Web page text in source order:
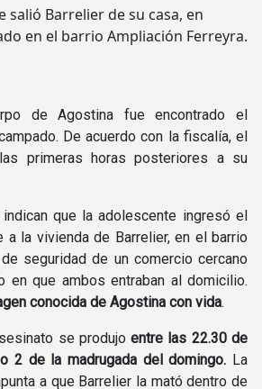
salió Barrelier de su casa, en
en el barrio Ampliación Ferreyra.
de Agostina fue encontrado el
De acuerdo con la fiscalía, el
primeras horas posteriores a su
que la adolescente ingresó el
a la vivienda de Barrelier, en el barrio
seguridad de un comercio cercano
en que ambos entraban al domicilio.
conocida de Agostina con vida.
se produjoentre las 22.30 de
2 de la madrugada del domingo. La
a que Barrelier la mató dentro de